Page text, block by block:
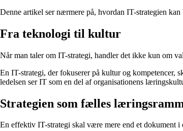
Denne artikel ser nærmere på, hvordan IT-strategien
Fra teknologi til kultur
Når man taler om IT-strategi, handler det ikke kun om
En IT-strategi, der fokuserer på kultur og kompetencer,
ledelsen ser IT som en del af organisationens
Strategien som fælles
En effektiv IT-strategi skal være mere end et dokument